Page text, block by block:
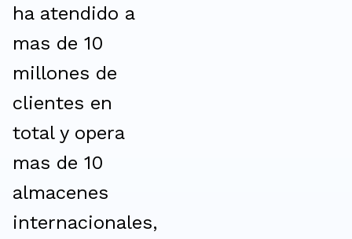
ha atendido a
mas de 10
millones de
clientes en
total y opera
mas de 10
almacenes
internacionales,